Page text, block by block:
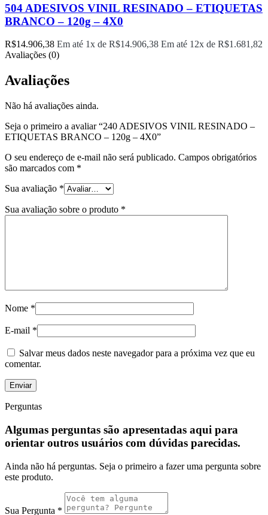
504 ADESIVOS VINIL RESINADO – ETIQUETAS
BRANCO – 120g – 4X0
R$14.906,38 Em até 1x de R$14.906,38 Em até 12x de R$1.681,82
Avaliações (0)
Avaliações
Não há avaliações ainda.
Seja o primeiro a avaliar “240 ADESIVOS VINIL RESINADO –
ETIQUETAS BRANCO – 120g – 4X0”
O seu endereço de e-mail não será publicado. Campos obrigatórios
são marcados com *
Sua avaliação *
Sua avaliação sobre o produto *
Nome *
E-mail *
Salvar meus dados neste navegador para a próxima vez que eu
comentar.
Perguntas
Algumas perguntas são apresentadas aqui para
orientar outros usuários com dúvidas parecidas.
Ainda não há perguntas. Seja o primeiro a fazer uma pergunta sobre
este produto.
Sua Pergunta *